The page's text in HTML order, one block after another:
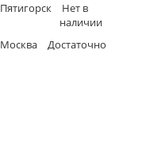
Пятигорск
Нет в
наличии
Москва
Достаточно